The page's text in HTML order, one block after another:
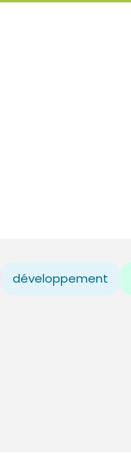
développement